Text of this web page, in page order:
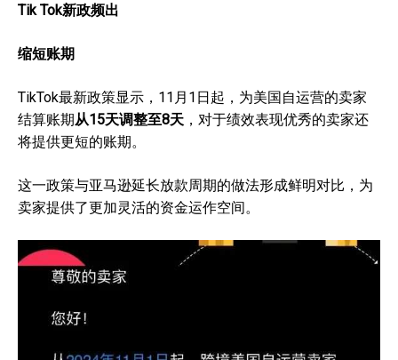
Tik Tok新政频出
缩短账期
TikTok最新政策显示，11月1日起，为美国自运营的卖家
结算账期从15天调整至8天 ，对于绩效表现优秀的卖家还
将提供更短的账期。
这一政策与亚马逊延长放款周期的做法形成鲜明对比，为
卖家提供了更加灵活的资金运作空间。